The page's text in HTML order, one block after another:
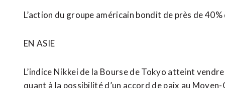
L’action du groupe américain bondit de près de
EN ASIE
L’indice Nikkei de la Bourse de Tokyo atteint
quant à la possibilité d’un accord de paix ‌au